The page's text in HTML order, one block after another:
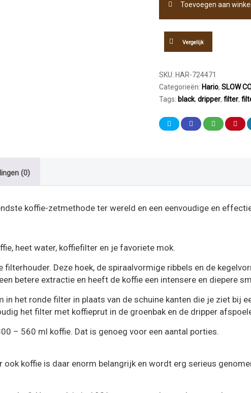
V60-
Rood
Toevoegen aan
Vergelijk
SKU: HAR-724471
Categorieën: Hario, SLOW
Tags: black, dripper, filter,
(0)
koffie-zetmethode ter wereld en een eenvoudige en
heet water, koffiefilter en je favoriete mok.
filterhouder. Deze hoek, de spiraalvormige ribbels en de
betere extractie en heeft de koffie een intensere en diepere
in het ronde filter in plaats van de schuine kanten die je ziet bij
het filter met koffieprut in de groenbak en de dripper
– 560 ml koffie. Dat is genoeg voor een aantal porties.
ook koffie is daar enorm belangrijk en wordt erg serieus